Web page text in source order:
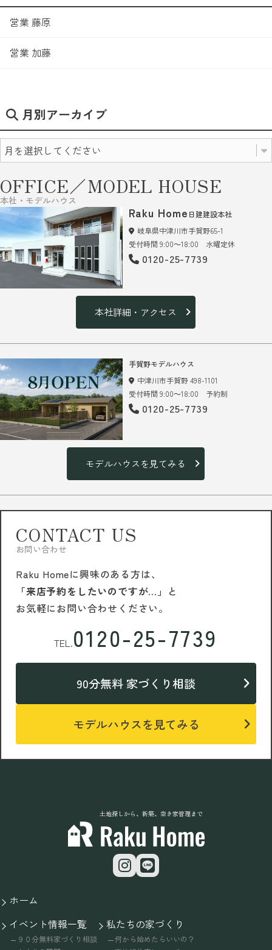
営業 藤原
営業 加藤
月別アーカイブ
OFFICE／MODEL HOUSE
本社・モデルハウス
Raku Home 日建建設本社
岐阜県中津川市手賀野65-1
受付時間 9:00～18:00 水曜定休
0120-25-7739
本社詳細・アクセス
手賀野モデルハウス
中津川市手賀野 498-1101
受付時間 9:00～18:00 予約制
0120-25-7739
モデルハウスを見てみる
CONTACT US
お問い合わせ
Raku Homeに興味のある方は、
「来店予約をしたいのですが…」 と
お気軽にお問い合わせください。
TEL.0120-25-7739
90分無料 家づくり相談
モデルハウスを見てみる
土地探しから、新築、空き家管理まで
ホーム
イベント情報一覧
９０分無料家づくり相談
私たちの家づくり
何から始めたらいいの？